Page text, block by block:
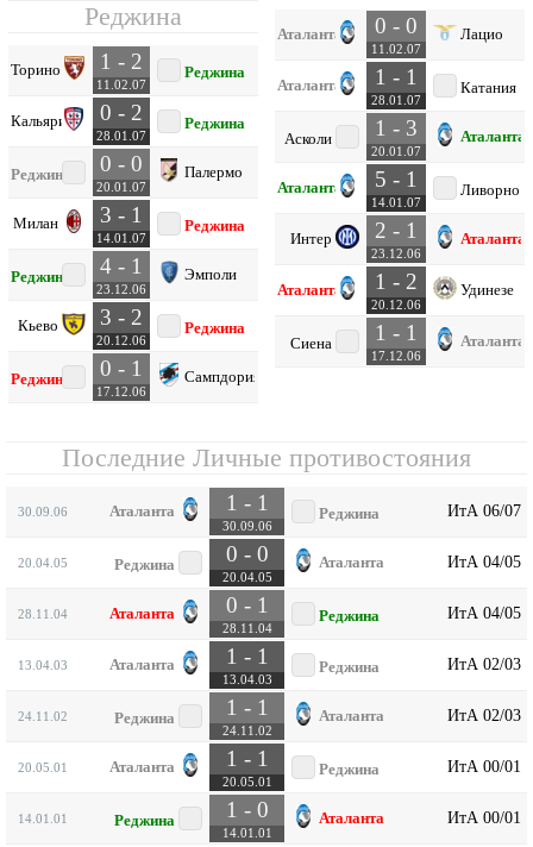
Реджина
Торино 1 - 2
11.02.07
Реджина
Кальяри 0 - 2
28.01.07
Реджина
Реджина 0 - 0
20.01.07
Палермо
Милан 3 - 1
14.01.07
Реджина
Реджина 4 - 1
23.12.06
Эмполи
Кьево 3 - 2
20.12.06
Реджина
Реджина 0 - 1
17.12.06
Сампдория
Аталанта 0 - 0
11.02.07
Лацио
Аталанта 1 - 1
28.01.07
Катания
Асколи 1 - 3
20.01.07
Аталанта
Аталанта 5 - 1
14.01.07
Ливорно
Интер 2 - 1
23.12.06
Аталанта
Аталанта 1 - 2
20.12.06
Удинезе
Сиена 1 - 1
17.12.06
Аталанта
Последние Личные противостояния
30.09.06 Аталанта 1 - 1
30.09.06
Реджина ИтА 06/07
20.04.05 Реджина 0 - 0
20.04.05
Аталанта ИтА 04/05
28.11.04 Аталанта 0 - 1
28.11.04
Реджина ИтА 04/05
13.04.03 Аталанта 1 - 1
13.04.03
Реджина ИтА 02/03
24.11.02 Реджина 1 - 1
24.11.02
Аталанта ИтА 02/03
20.05.01 Аталанта 1 - 1
20.05.01
Реджина ИтА 00/01
14.01.01 Реджина 1 - 0
14.01.01
Аталанта ИтА 00/01